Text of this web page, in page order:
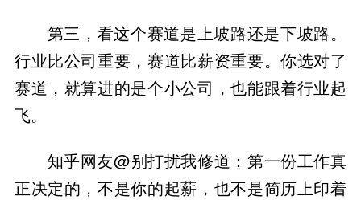
第三，看这个赛道是上坡路还是下坡路。
行业比公司重要，赛道比薪资重要。你选对了
赛道，就算进的是个小公司，也能跟着行业起
飞。
知乎网友@别打扰我修道：第一份工作真
正决定的，不是你的起薪，也不是简历上印着